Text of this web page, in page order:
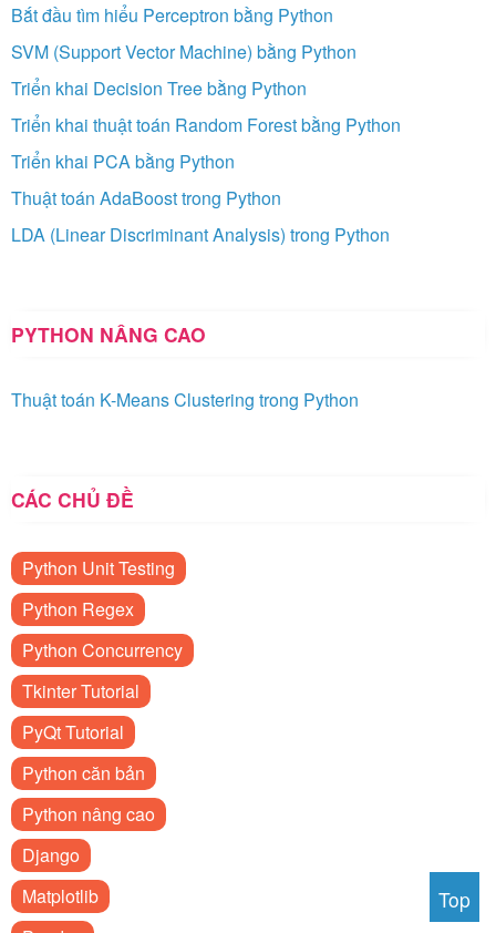
Bắt đầu tìm hiểu Perceptron bằng Python
SVM (Support Vector Machine) bằng Python
Triển khai Decision Tree bằng Python
Triển khai thuật toán Random Forest bằng Python
Triển khai PCA bằng Python
Thuật toán AdaBoost trong Python
LDA (Linear Discriminant Analysis) trong Python
PYTHON NÂNG CAO
Thuật toán K-Means Clustering trong Python
CÁC CHỦ ĐỀ
Python Unit Testing
Python Regex
Python Concurrency
Tkinter Tutorial
PyQt Tutorial
Python căn bản
Python nâng cao
Django
Matplotlib
Top